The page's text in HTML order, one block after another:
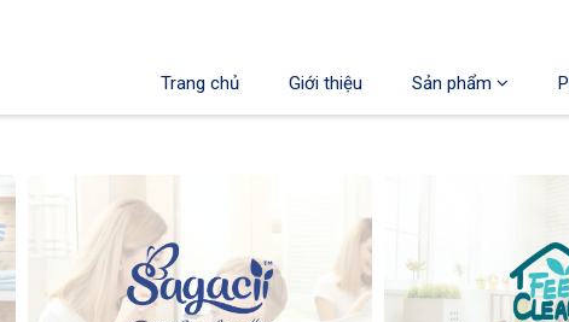
Trang chủ Giới thiệu Sản phẩm